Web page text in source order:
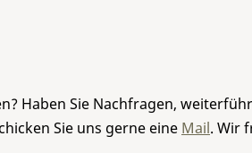
Haben Sie Nachfragen,
Sie uns gerne eine Mail. Wir